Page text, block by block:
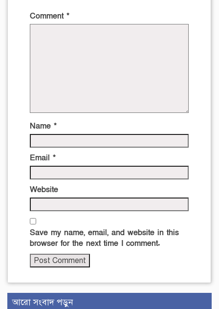
Comment *
Name *
Email *
Website
Save my name, email, and website in this
browser for the next time I comment.
আরো সংবাদ পড়ুন